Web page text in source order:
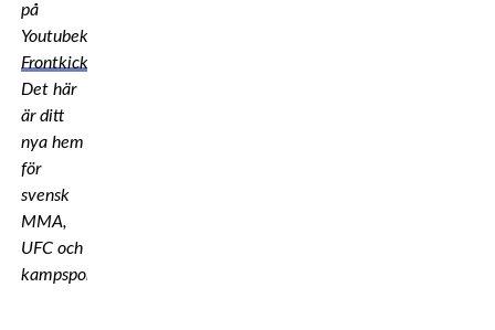
på
Youtubekanalen
Frontkick.online
Det här
är ditt
nya hem
för
svensk
MMA,
UFC och
kampsport.